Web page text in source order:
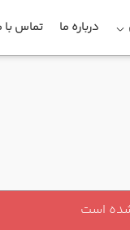
درباره ما تماس با
است